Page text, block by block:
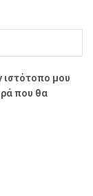
ιστότοπο μου
που θα